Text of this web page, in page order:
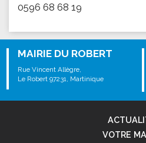
0596 68 68 19
MAIRIE DU ROBERT
Rue Vincent Allègre,
Le Robert 97231, Martinique
VOTRE